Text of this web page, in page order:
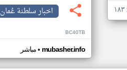
اخبار سلطنة عُمان
BC40TB
مباشر• mubasher.info